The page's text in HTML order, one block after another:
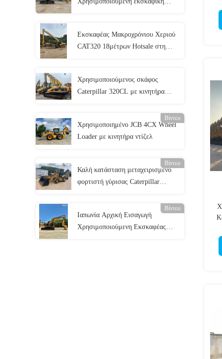
εκσκαφική μηχανή Cat 330
Εκσκαφέας Μακροχρόνιου Χεριού
CAT320 18μέτρων Hotsale στη
Μακρόχρονου Βουμ 18M
Χρησιμοποιούμενος σκάφος
Caterpillar 320CL με κινητήρα
Βίντεο
Χρησιμοποιημένο JCB 4CX Wheel
Loader με κινητήρα ντίζελ
Βίντεο
Καλή κατάσταση μεταχειρισμένο
φορτιστή γύρισας Caterpillar
Retro Excavator Backhoe Cat 420f2
Βίντεο
Ιαπωνία Αρχική Εισαγωγή
Χρησιμοποιούμενη Εκσκαφέας